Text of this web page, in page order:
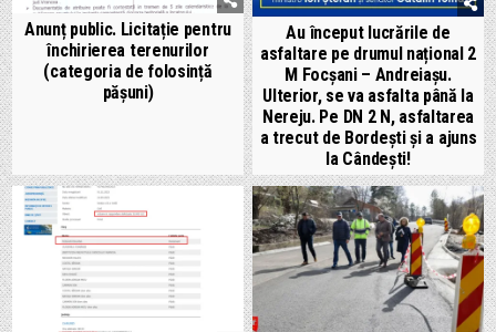
Anunț public. Licitație pentru
închirierea terenurilor
(categoria de folosință
pășuni)
Au început lucrările de
asfaltare pe drumul național 2
M Focșani – Andreiașu.
Ulterior, se va asfalta până la
Nereju. Pe DN 2 N, asfaltarea
a trecut de Bordești și a ajuns
la Cândești!